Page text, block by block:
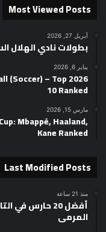
Most Viewed Posts
أبريل 27, 2026
بطولات نادي الهلال
يناير 6, 2026
(Soccer) – Top
10 Ranked
مارس 15, 2026
Mbappé, Haaland,
Kane Ranked
Last Modified Posts
منذ 21 ساعة
أفضل 20 حارس
المرمى